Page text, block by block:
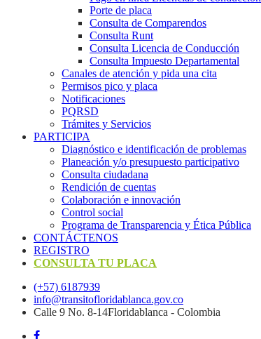
Porte de placa
Consulta de Comparendos
Consulta Runt
Consulta Licencia de Conducción
Consulta Impuesto Departamental
Canales de atención y pida una cita
Permisos pico y placa
Notificaciones
PQRSD
Trámites y Servicios
PARTICIPA
Diagnóstico e identificación de problemas
Planeación y/o presupuesto participativo​
Consulta ciudadana
Rendición de cuentas
Colaboración e innovación
Control social
Programa de Transparencia y Ética Pública
CONTÁCTENOS
REGISTRO
CONSULTA TU PLACA
(+57) 6187939
info@transitofloridablanca.gov.co
Calle 9 No. 8-14Floridablanca - Colombia